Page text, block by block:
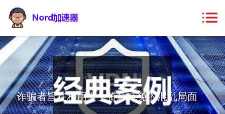
诈骗者旨在利用学生贷款减免的混乱局面